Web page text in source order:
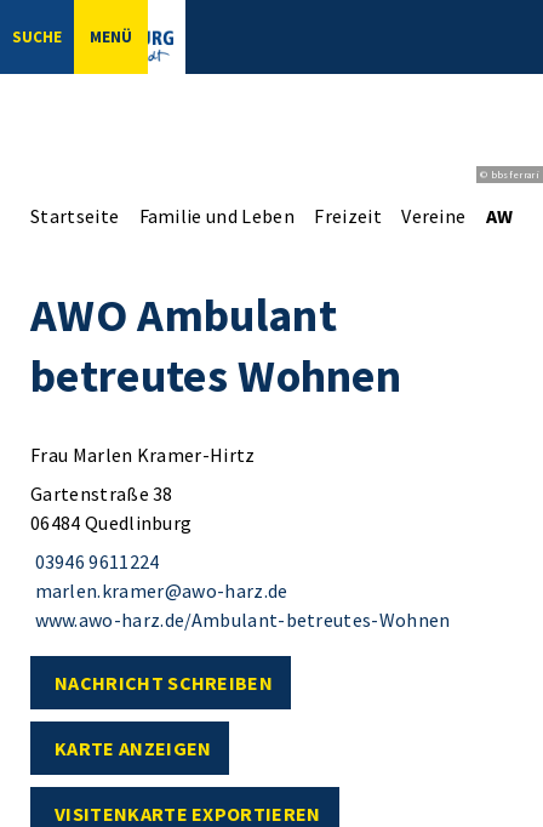
SUCHE MENÜ
© bbsferrari
Startseite Familie und Leben Freizeit Vereine AWO
AWO Ambulant
betreutes Wohnen
Frau Marlen Kramer-Hirtz
Gartenstraße 38
06484 Quedlinburg
03946 9611224
marlen.kramer@awo-harz.de
www.awo-harz.de/Ambulant-betreutes-Wohnen
NACHRICHT SCHREIBEN
KARTE ANZEIGEN
VISITENKARTE EXPORTIEREN